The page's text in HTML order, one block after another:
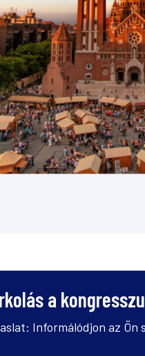
a
Informálódjon az Ön